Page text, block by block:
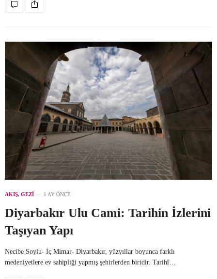
AKIŞ, GEZI 1 AY ÖNCE
Diyarbakır Ulu Cami: Tarihin İzlerini
Taşıyan Yapı
Necibe Soylu- İç Mimar- Diyarbakır, yüzyıllar boyunca farklı
medeniyetlere ev sahipliği yapmış şehirlerden biridir. Tarihî…